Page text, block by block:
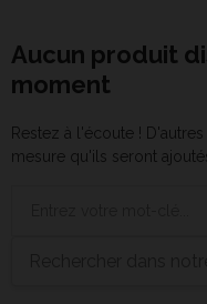
Aucun produit
moment
Restez à l'écoute !
mesure qu'ils seront